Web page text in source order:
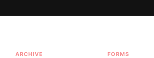
ARCHIVE FORMS